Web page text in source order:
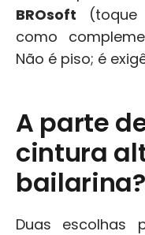
BROsoft
como
Não é piso; é
A parte
cintura
bailarina?
Duas escolhas